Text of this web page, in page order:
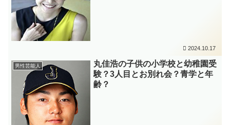
2024.10.17
男性芸能人
丸佳浩の子供の小学校と幼稚園受
験？3人目とお別れ会？青学と年
齢？